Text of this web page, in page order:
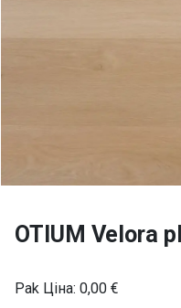
OTIUM Velora
Pak Ціна: 0,00 €